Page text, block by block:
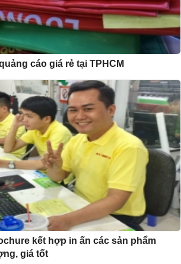
cáo giá rẻ tại TPHCM
kết hợp in ấn các sản phẩm
giá tốt